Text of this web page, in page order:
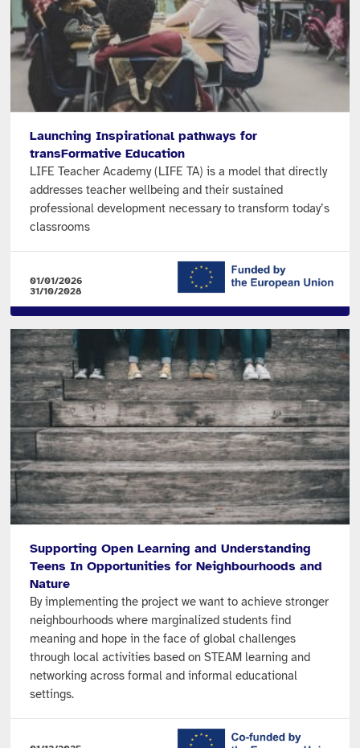
Launching Inspirational pathways for
transFormative Education
LIFE Teacher Academy (LIFE TA) is a model that directly
addresses teacher wellbeing and their sustained
professional development necessary to transform today’s
classrooms
01/01/2026
31/10/2028
Supporting Open Learning and Understanding
Teens In Opportunities for Neighbourhoods and
Nature
By implementing the project we want to achieve stronger
neighbourhoods where marginalized students find
meaning and hope in the face of global challenges
through local activities based on STEAM learning and
networking across formal and informal educational
settings.